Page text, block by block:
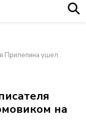
Прилепина ушел
на